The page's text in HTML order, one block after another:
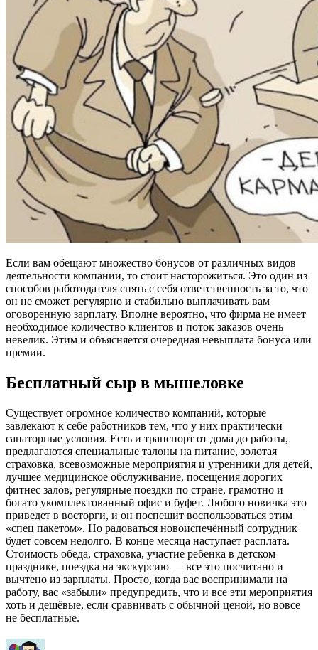
Если вам обещают множество бонусов от различных видов
деятельности компании, то стоит насторожиться. Это один из
способов работодателя снять с себя ответственность за то, что
он не сможет регулярно и стабильно выплачивать вам
оговоренную зарплату. Вполне вероятно, что фирма не имеет
необходимое количество клиентов и поток заказов очень
невелик. Этим и объясняется очередная невыплата бонуса или
премии.
Бесплатный сыр в мышеловке
Существует огромное количество компаний, которые
завлекают к себе работников тем, что у них практически
санаторные условия. Есть и транспорт от дома до работы,
предлагаются специальные талоны на питание, золотая
страховка, всевозможные мероприятия и утренники для детей,
лучшее медицинское обслуживание, посещения дорогих
фитнес залов, регулярные поездки по стране, грамотно и
богато укомплектованный офис и буфет. Любого новичка это
приведет в восторги, и он поспешит воспользоваться этим
«спец пакетом». Но радоваться новоиспечённый сотрудник
будет совсем недолго. В конце месяца наступает расплата.
Стоимость обеда, страховка, участие ребенка в детском
празднике, поездка на экскурсию — все это посчитано и
вычтено из зарплаты. Просто, когда вас воспринимали на
работу, вас «забыли» предупредить, что и все эти мероприятия
хоть и дешёвые, если сравнивать с обычной ценой, но вовсе
не бесплатные.